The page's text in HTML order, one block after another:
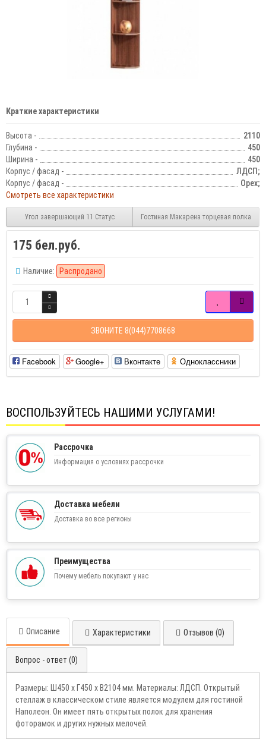
Краткие характеристики
Высота -
2110
Глубина -
450
Ширина -
450
Корпус / фасад -
ЛДСП;
Корпус / фасад -
Орех;
Смотреть все характеристики
Угол завершающий 11 Статус Гостиная Макарена торцевая полка
175 бел.руб.
Наличие: Распродано
ЗВОНИТЕ 8(044)7708668
Facebook Google+ Вконтакте Одноклассники
ВОСПОЛЬЗУЙТЕСЬ НАШИМИ УСЛУГАМИ!
Рассрочка
Информация о условиях рассрочки
Доставка мебели
Доставка во все регионы
Преимущества
Почему мебель покупают у нас
Описание Характеристики Отзывов (0)
Вопрос - ответ (0)
Размеры: Ш450 х Г450 х В2104 мм. Материалы: ЛДСП. Открытый
стеллаж в классическом стиле является модулем для гостиной
Наполеон. Он имеет пять открытых полок для хранения
фоторамок и других нужных мелочей.